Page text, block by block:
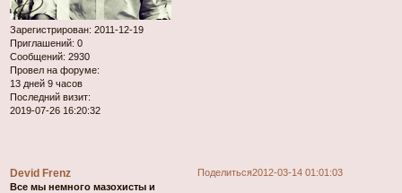
Зарегистрирован: 2011-12-19
Приглашений: 0
Сообщений: 2930
Провел на форуме:
13 дней 9 часов
Последний визит:
2019-07-26 16:20:32
Поделиться2012-03-14 01:01:03
Devid Frenz
Все мы немного мазохисты и